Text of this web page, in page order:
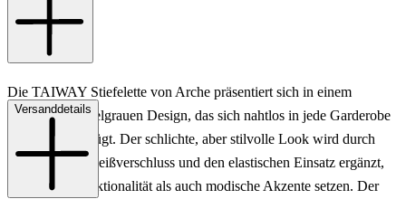
Die TAIWAY Stiefelette von Arche präsentiert sich in einem
eleganten dunkelgrauen Design, das sich nahtlos in jede Garderobe
für Damen einfügt. Der schlichte, aber stilvolle Look wird durch
den seitlichen Reißverschluss und den elastischen Einsatz ergänzt,
die sowohl Funktionalität als auch modische Akzente setzen. Der
Versanddetails